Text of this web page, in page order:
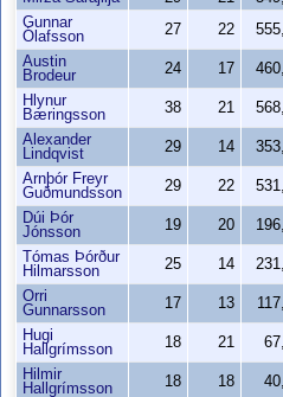
Gunnar
Ólafsson
27 22
Austin
Brodeur
24 17
Hlynur
Bæringsson
38 21
Alexander
Lindqvist
29 14
Arnþór Freyr
Guðmundsson
29 22
Dúi Þór
Jónsson
19 20
Tómas Þórður
Hilmarsson
25 14
Orri
Gunnarsson
17 13
Hugi
Hallgrímsson
18 21
Hilmir
Hallgrímsson
18 18